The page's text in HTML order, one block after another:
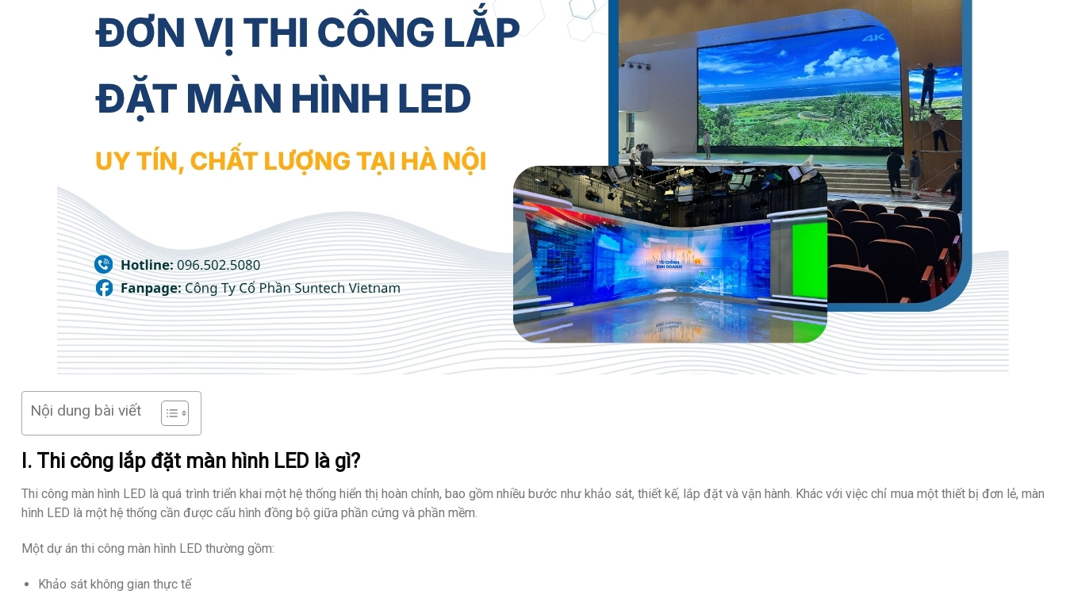
Nội dung bài viết
I. Thi công lắp đặt màn hình LED là gì?
Thi công màn hình LED là quá trình triển khai một hệ thống hiển thị hoàn chỉnh, bao gồm nhiều bước như khảo sát, thiết kế, lắp đặt và vận hành. Khác với việc chỉ mua một thiết bị đơn lẻ, màn
hình LED là một hệ thống cần được cấu hình đồng bộ giữa phần cứng và phần mềm.
Một dự án thi công màn hình LED thường gồm:
Khảo sát không gian thực tế